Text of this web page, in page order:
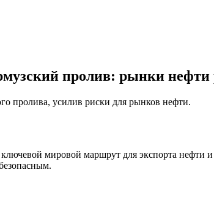
пролив: рынки нефти
пролива, усилив риски для рынков нефти.
мировой маршрут для экспорта нефти